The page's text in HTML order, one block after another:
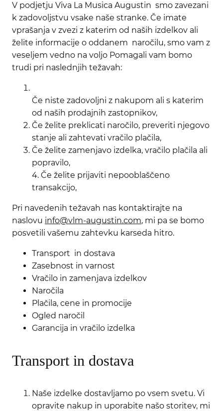
V podjetju Viva La Musica Augustin smo zavezani
k zadovoljstvu vsake naše stranke. Če imate
vprašanja v zvezi z katerim od naših izdelkov ali
želite informacije o oddanem naročilu, smo vam z
veseljem vedno na voljo Pomagali vam bomo
trudi pri naslednjih težavah:
Če niste zadovoljni z nakupom ali s katerim
od naših prodajnih zastopnikov,
Če želite preklicati naročilo, preveriti njegovo
stanje ali zahtevati vračilo plačila,
Če želite zamenjavo izdelka, vračilo plačila ali
popravilo,
4. Če želite prijaviti nepooblaščeno
transakcijo,
Pri navedenih težavah nas kontaktirajte na
naslovu info@vlm-augustin.com, mi pa se bomo
posvetili vašemu zahtevku karseda hitro.
Transport in dostava
Zasebnost in varnost
Vračilo in zamenjava izdelkov
Naročila
Plačila, cene in promocije
Ogled naročil
Garancija in vračilo izdelka
Transport in dostava
Naše izdelke dostavljamo po vsem svetu. Vi
opravite nakup in uporabite našo storitev, mi